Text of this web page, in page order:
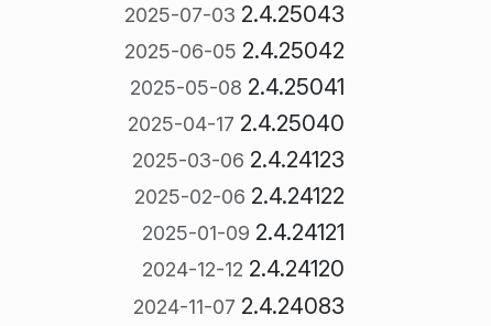
2.4.25043
2025-07-03
2.4.25042
2025-06-05
2.4.25041
2025-05-08
2.4.25040
2025-04-17
2.4.24123
2025-03-06
2.4.24122
2025-02-06
2.4.24121
2025-01-09
2.4.24120
2024-12-12
2.4.24083
2024-11-07